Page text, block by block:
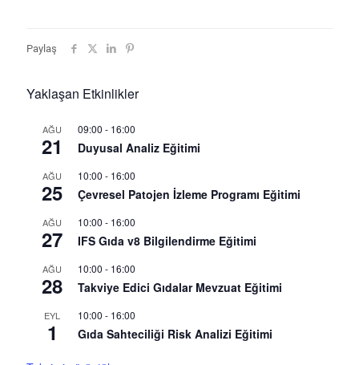
Paylaş
Yaklaşan Etkinlikler
AĞU
21
09:00 - 16:00
Duyusal Analiz Eğitimi
AĞU
25
10:00 - 16:00
Çevresel Patojen İzleme Programı Eğitimi
AĞU
27
10:00 - 16:00
IFS Gıda v8 Bilgilendirme Eğitimi
AĞU
28
10:00 - 16:00
Takviye Edici Gıdalar Mevzuat Eğitimi
EYL
1
10:00 - 16:00
Gıda Sahteciliği Risk Analizi Eğitimi